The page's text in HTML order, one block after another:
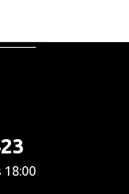
18:00